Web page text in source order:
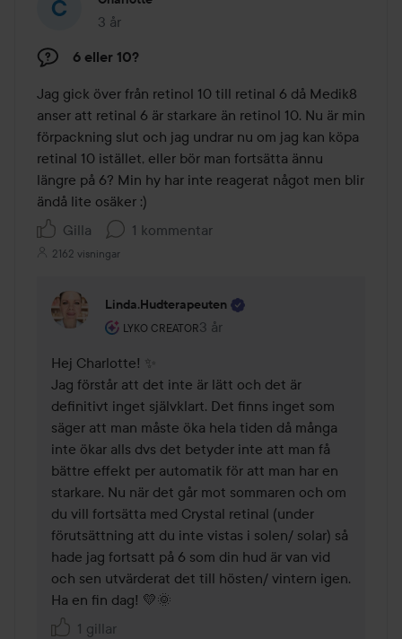
3 år
Inlägget skapades 3 år
6 eller 10?
Jag gick över från retinol 10 till retinal 6 då Medik8
anser att retinal 6 är starkare än retinol 10. Nu är min
förpackning slut och jag undrar nu om jag kan köpa
retinal 10 istället, eller bör man fortsätta ännu
längre på 6? Min hy har inte reagerat något men blir
ändå lite osäker :)
Gilla
1 kommentar
2162 visningar
Linda.hudterapeuten
LYKO CREATOR
Användarens roll: Lyko Creator.
3 år
Kommentaren lades 3 år
Hej Charlotte! ✨
Jag förstår att det inte är lätt och det är
definitivt inget självklart. Det finns inget som
säger att man måste öka hela tiden då många
inte ökar alls dvs det betyder inte att man få
bättre effekt per automatik för att man har en
starkare. Nu när det går mot sommaren och om
du vill fortsätta med Crystal retinal (under
förutsättning att du inte vistas i solen/ solar) så
hade jag fortsatt på 6 som din hud är van vid
och sen utvärderat det till hösten/ vintern igen.
Ha en fin dag! 💛🌞
1 gillar